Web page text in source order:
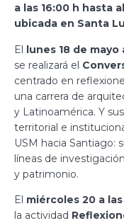
a las 16:00 h hasta
ubicada en Santa
El lunes 18 de mayo
se realizará el
centrado en
una carrera de
y Latinoamérica. Y
territorial e
USM hacia Santiago:
líneas de
y patrimonio.
El miércoles 20 a las
la actividad